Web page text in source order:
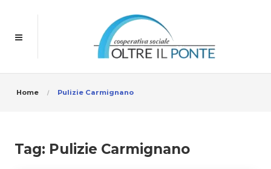
Home Pulizie Carmignano
Tag: Pulizie Carmignano